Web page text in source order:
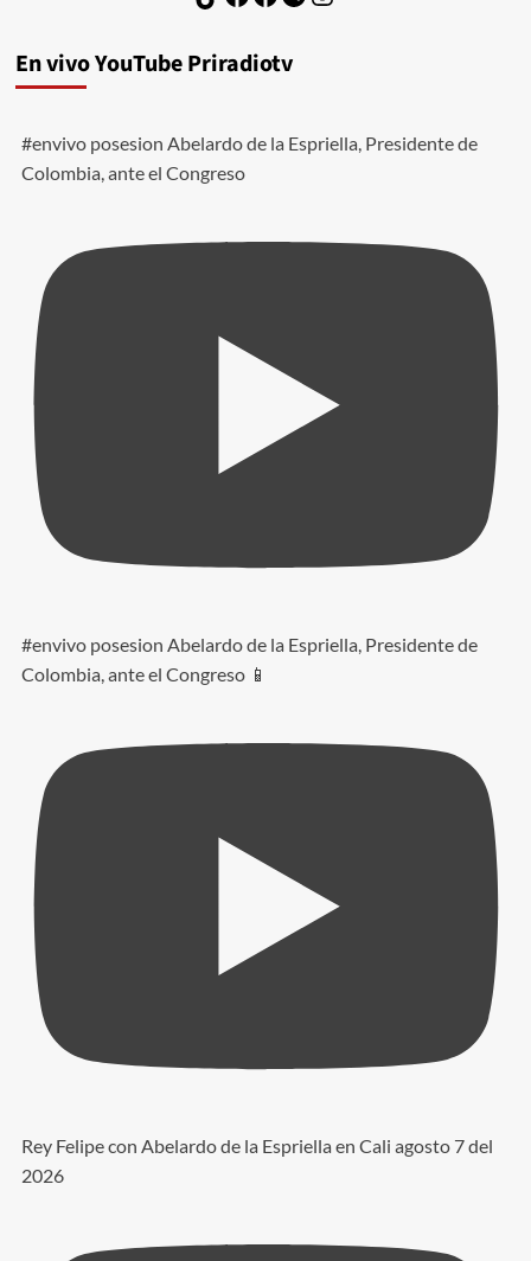
En vivo YouTube Priradiotv
#envivo posesion Abelardo de la Espriella, Presidente de
Colombia, ante el Congreso
#envivo posesion Abelardo de la Espriella, Presidente de
Colombia, ante el Congreso 📱
Rey Felipe con Abelardo de la Espriella en Cali agosto 7 del
2026